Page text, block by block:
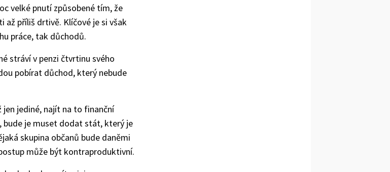
velké pnutí způsobené tím, že
až příliš drtivě. Klíčové je si však
práce, tak důchodů.
stráví v penzi čtvrtinu svého
pobírat důchod, který nebude
jen jediné, najít na to finanční
bude je muset dodat stát, který je
skupina občanů bude daněmi
může být kontraproduktivní.